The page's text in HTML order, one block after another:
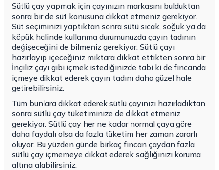
Sütlü çay yapmak için çayınızın markasını bulduktan
sonra bir de süt konusuna dikkat etmeniz gerekiyor.
Süt seçiminizi yaptıktan sonra sütü sıcak, soğuk ya da
köpük halinde kullanma durumunuzda çayın tadının
değişeceğini de bilmeniz gerekiyor. Sütlü çayı
hazırlayıp içeceğiniz miktara dikkat ettikten sonra bir
İngiliz çayı gibi içmek istediğinizde tabi ki de fincanda
içmeye dikkat ederek çayın tadını daha güzel hale
getirebilirsiniz.
Tüm bunlara dikkat ederek sütlü çayınızı hazırladıktan
sonra sütlü çay tüketiminize de dikkat etmeniz
gerekiyor. Sütlü çay her ne kadar normal çaya göre
daha faydalı olsa da fazla tüketim her zaman zararlı
oluyor. Bu yüzden günde birkaç fincan çaydan fazla
sütlü çay içmemeye dikkat ederek sağlığınızı koruma
altına alabilirsiniz.